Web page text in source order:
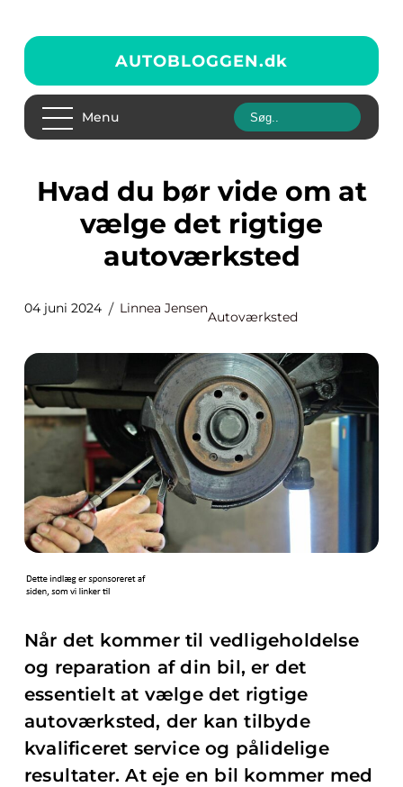
AUTOBLOGGEN.dk
Menu
Hvad du bør vide om at
vælge det rigtige
autoværksted
04 juni 2024 Linnea Jensen
Autoværksted
Når det kommer til vedligeholdelse
og reparation af din bil, er det
essentielt at vælge det rigtige
autoværksted, der kan tilbyde
kvalificeret service og pålidelige
resultater. At eje en bil kommer med